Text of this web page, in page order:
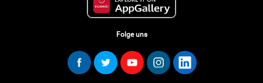
Folge uns